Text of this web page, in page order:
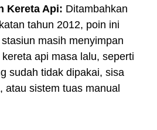
Kereta Api: Ditambahkan
tahun 2012, poin ini
masih menyimpan
api masa lalu, seperti
sudah tidak dipakai, sisa
atau sistem tuas manual